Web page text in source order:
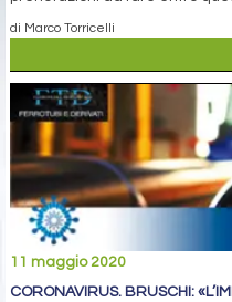
di Marco Torricelli
11 maggio 2020
CORONAVIRUS. BRUSCHI: